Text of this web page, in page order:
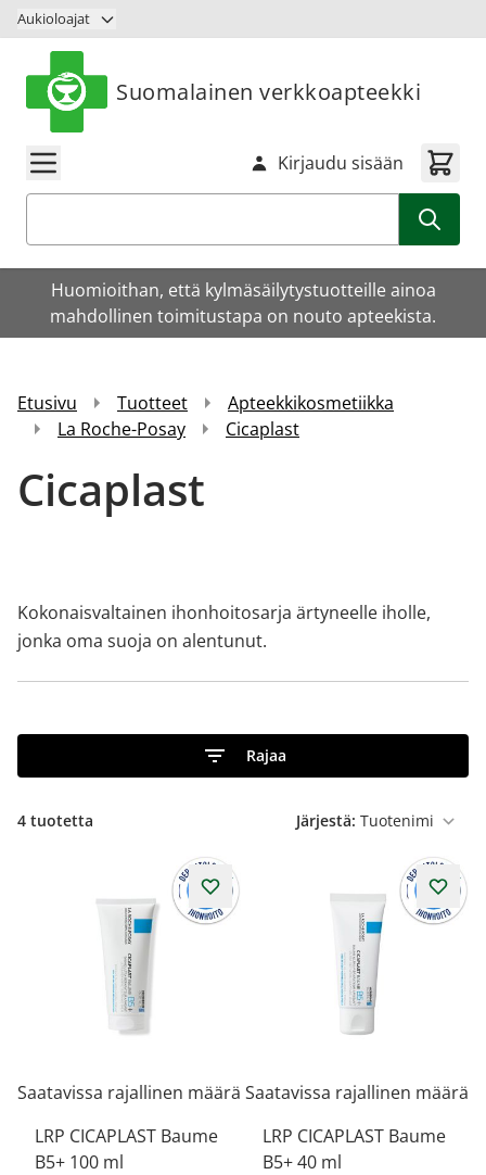
Siirry sisältöön
Aukioloajat
Suomalainen verkkoapteekki
Kirjaudu sisään
Huomioithan, että kylmäsäilytystuotteille ainoa
mahdollinen toimitustapa on nouto apteekista.
Etusivu Tuotteet
Apteekkikosmetiikka
La Roche-Posay
Cicaplast
Cicaplast
Kokonaisvaltainen ihonhoitosarja ärtyneelle iholle,
jonka oma suoja on alentunut.
Rajaa
4 tuotetta Järjestä:
Saatavissa rajallinen määrä
LRP CICAPLAST Baume
B5+ 100 ml
Saatavissa rajallinen määrä
LRP CICAPLAST Baume
B5+ 40 ml